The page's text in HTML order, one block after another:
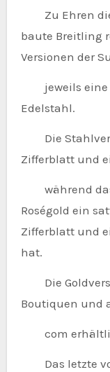
Zu Ehren
baute Breitling
Versionen der
jeweils eine
Edelstahl.
Die
Zifferblatt und
während das
Roségold ein
Zifferblatt und
hat.
Die
Boutiquen und
com
Das letzte